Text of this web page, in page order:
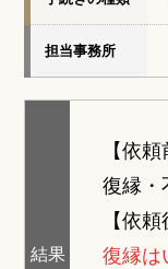
担当事務所
結果
【依頼
復縁・
【依
復縁は